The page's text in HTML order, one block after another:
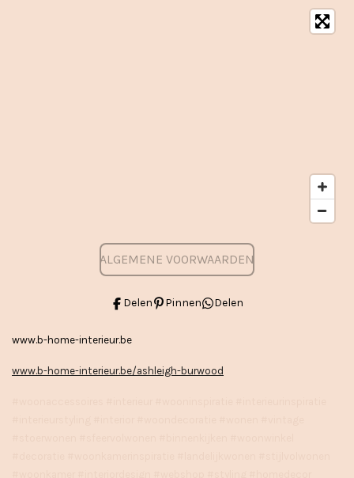
ALGEMENE VOORWAARDEN
Delen Pinnen Delen
www.b-home-interieur.be
www.b-home-interieur.be/ashleigh-burwood